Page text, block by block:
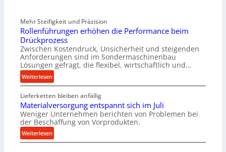
Mehr Steifigkeit und Präzision
Rollenführungen erhöhen die Performance beim
Drückprozess
Zwischen Kostendruck, Unsicherheit und steigenden
Anforderungen sind im Sondermaschinenbau
Lösungen gefragt, die flexibel, wirtschaftlich und…
Weiterlesen:
R
o
l
l
e
n
f
Lieferketten bleiben anfällig
Materialversorgung entspannt sich im Juli
Weniger Unternehmen berichten von Problemen bei
der Beschaffung von Vorprodukten.
Weiterlesen:
M